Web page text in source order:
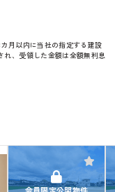
月以内に当社の指定する建設
れ、受領した金額は全額無利息
会員限定公開物件